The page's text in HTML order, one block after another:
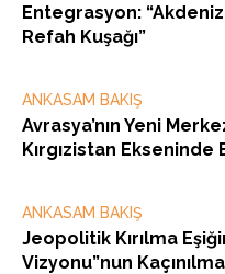
Entegrasyon:
Refah Kuşağı”
ANKASAM BAKIŞ
Avrasya’nın Yeni
Kırgızistan
ANKASAM BAKIŞ
Jeopolitik Kırılma
Vizyonu”nun